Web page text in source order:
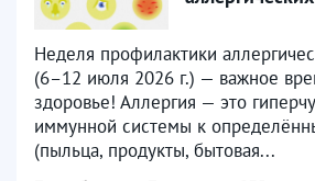
Неделя профилактики
(6–12 июля 2026 г.) — важное
здоровье! Аллергия — это
иммунной системы к
(пыльца, продукты, бытовая...